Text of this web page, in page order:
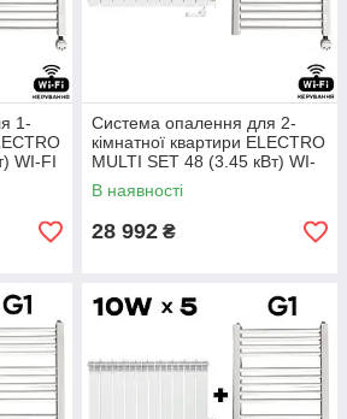
1-
WI-FI
Система опалення для 2-
кімнатної квартири ELECTRO
MULTI SET 48 (3.45 кВт) WI-
FI
В наявності
28 992 ₴